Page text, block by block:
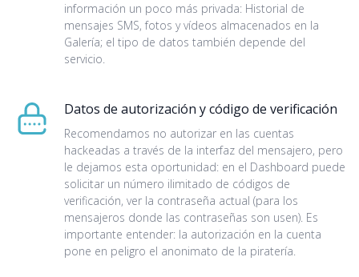
información un poco más privada: Historial de
mensajes SMS, fotos y vídeos almacenados en la
Galería; el tipo de datos también depende del
servicio.
Datos de autorización y código de verificación
Recomendamos no autorizar en las cuentas
hackeadas a través de la interfaz del mensajero, pero
le dejamos esta oportunidad: en el Dashboard puede
solicitar un número ilimitado de códigos de
verificación, ver la contraseña actual (para los
mensajeros donde las contraseñas son usen). Es
importante entender: la autorización en la cuenta
pone en peligro el anonimato de la piratería.